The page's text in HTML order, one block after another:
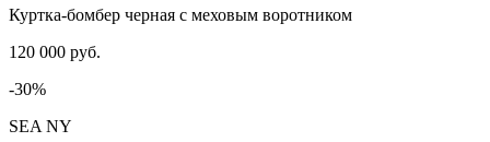
Куртка-бомбер черная с меховым воротником
120 000 руб.
-30%
SEA NY